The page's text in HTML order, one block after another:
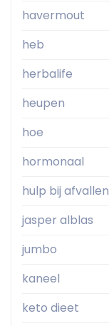
havermout
heb
herbalife
heupen
hoe
hormonaal
hulp bij afvallen
jasper alblas
jumbo
kaneel
keto dieet